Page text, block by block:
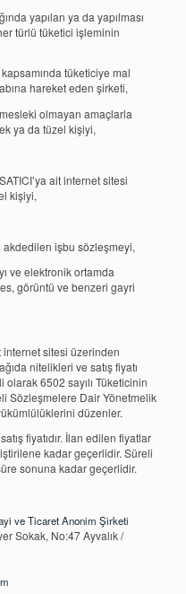
yapılan ya da yapılması
türlü tüketici işleminin
tüketiciye mal
hareket eden şirketi,
olmayan amaçlarla
ya da tüzel kişiyi,
ait internet sitesi
kişiyi,
akdedilen işbu sözleşmeyi,
ve elektronik ortamda
görüntü ve benzeri gayri
internet sitesi üzerinden
nitelikleri ve satış fiyatı
6502 sayılı Tüketicinin
Sözleşmelere Dair Yönetmelik
düzenler.
fiyatıdır. İlan edilen fiyatlar
kadar geçerlidir. Süreli
sonuna kadar geçerlidir.
ve Ticaret Anonim Şirketi
Sokak, No:47 Ayvalık /